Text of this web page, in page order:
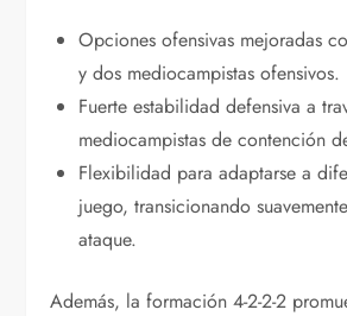
Opciones ofensivas mejoradas
y dos mediocampistas ofensivos.
Fuerte estabilidad defensiva a
mediocampistas de contención
Flexibilidad para adaptarse a
juego, transicionando
ataque.
Además, la formación 4-2-2-2